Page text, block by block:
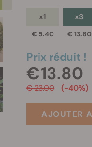
x1
€ 5.40
x3
€ 13.80
Prix réduit !
€ 13.80
€ 23.00 (-40%)
AJOUTER